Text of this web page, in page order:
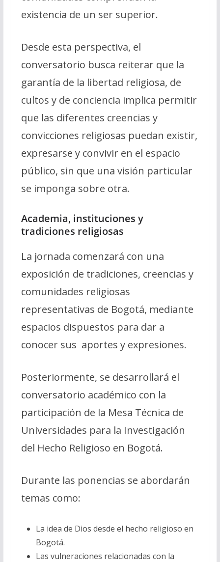
existencia de un ser superior.
Desde esta perspectiva, el
conversatorio busca reiterar que la
garantía de la libertad religiosa, de
cultos y de conciencia implica permitir
que las diferentes creencias y
convicciones religiosas puedan existir,
expresarse y convivir en el espacio
público, sin que una visión particular
se imponga sobre otra.
Academia, instituciones y
tradiciones religiosas
La jornada comenzará con una
exposición de tradiciones, creencias y
comunidades religiosas
representativas de Bogotá, mediante
espacios dispuestos para dar a
conocer sus aportes y expresiones.
Posteriormente, se desarrollará el
conversatorio académico con la
participación de la Mesa Técnica de
Universidades para la Investigación
del Hecho Religioso en Bogotá.
Durante las ponencias se abordarán
temas como:
La idea de Dios desde el hecho religioso en
Bogotá.
Las vulneraciones relacionadas con la